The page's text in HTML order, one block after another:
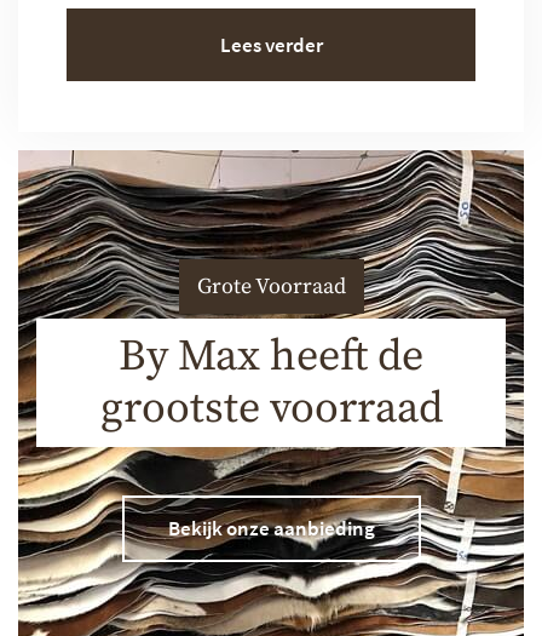
Lees verder
Grote Voorraad
By Max heeft de
grootste voorraad
Bekijk onze aanbieding